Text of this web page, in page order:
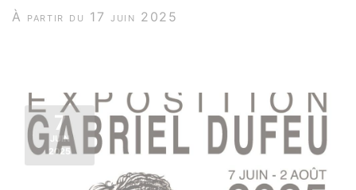
À partir du 17 juin 2025
7
JUIN
2025